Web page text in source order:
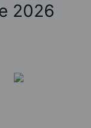
2026